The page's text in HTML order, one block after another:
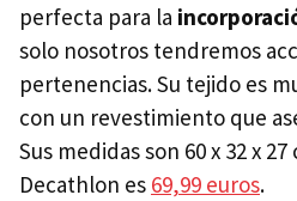
perfecta para la
solo nosotros tendremos
pertenencias. Su tejido es
con un revestimiento que
Sus medidas son 60 x 32 x
Decathlon es 69,99 euros.